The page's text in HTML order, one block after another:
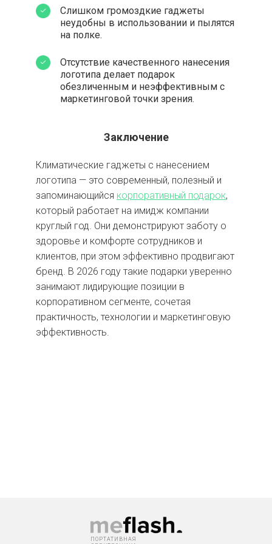
Слишком громоздкие гаджеты
неудобны в использовании и пылятся
на полке.
Отсутствие качественного нанесения
логотипа делает подарок
обезличенным и неэффективным с
маркетинговой точки зрения.
Заключение
Климатические гаджеты с нанесением
логотипа — это современный, полезный и
запоминающийся корпоративный подарок,
который работает на имидж компании
круглый год. Они демонстрируют заботу о
здоровье и комфорте сотрудников и
клиентов, при этом эффективно продвигают
бренд. В 2026 году такие подарки уверенно
занимают лидирующие позиции в
корпоративном сегменте, сочетая
практичность, технологии и маркетинговую
эффективность.
ПОРТАТИВНАЯ